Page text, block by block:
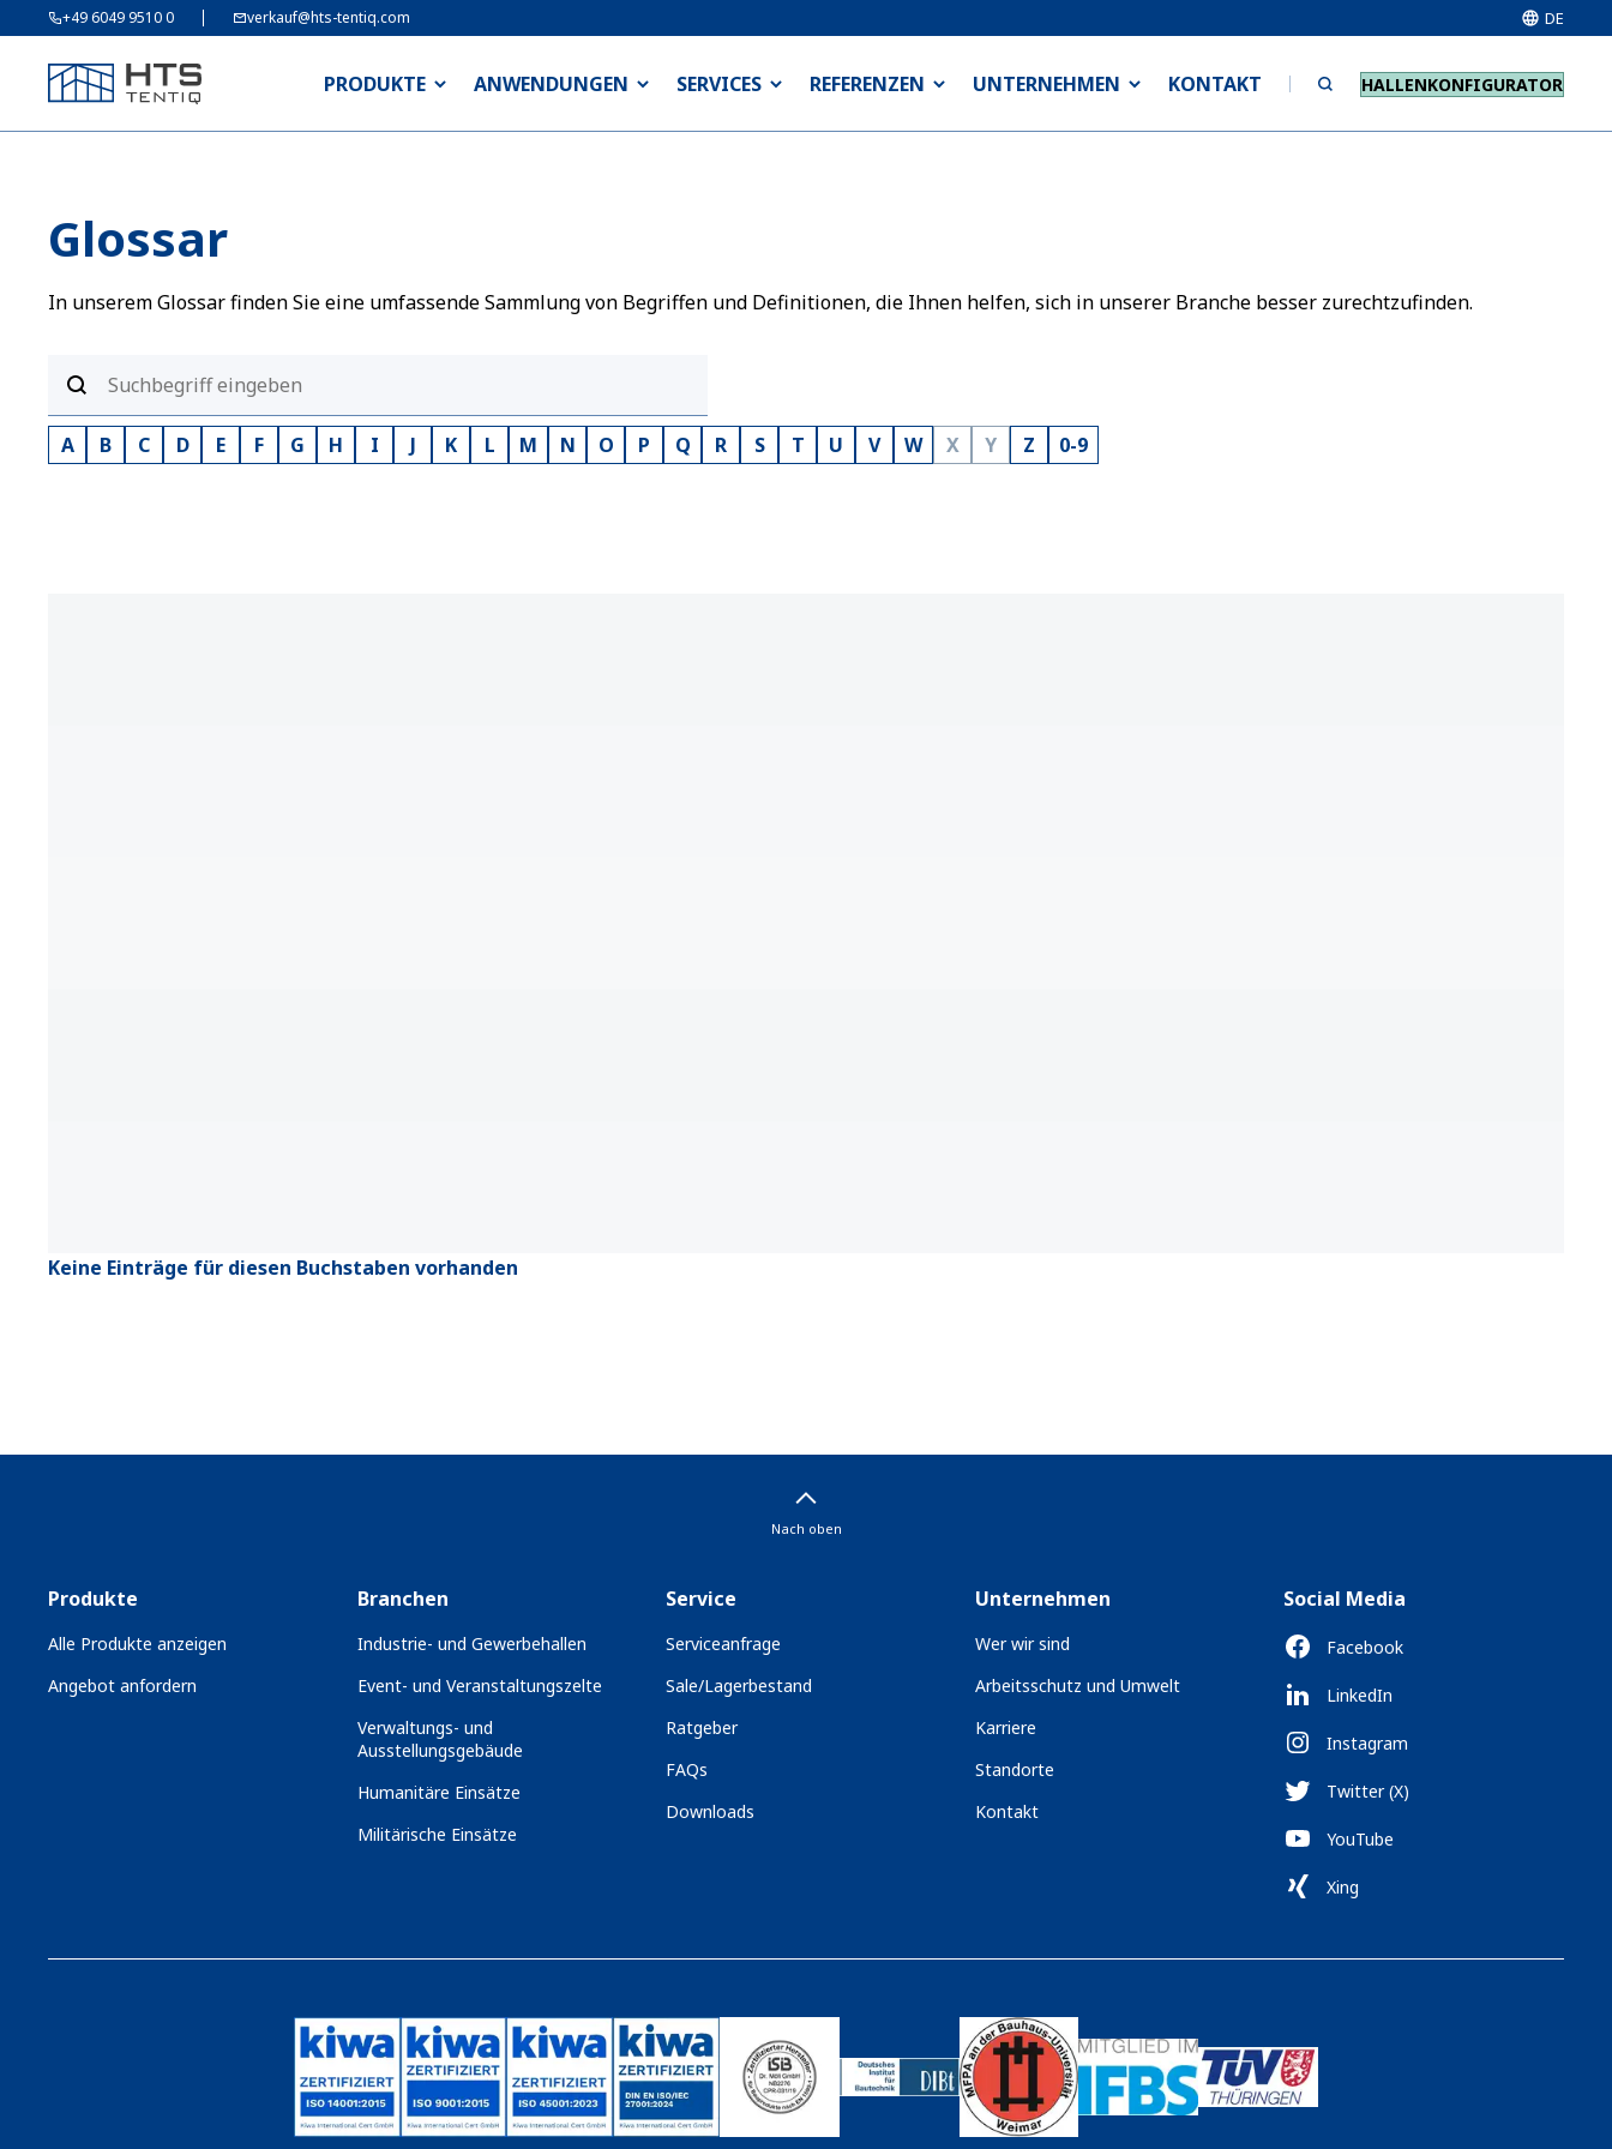
+49 6049 9510 0 verkauf@hts-tentiq.com DE
PRODUKTE ANWENDUNGEN SERVICES REFERENZEN UNTERNEHMEN KONTAKT HALLENKONFIGURATOR
Glossar
In unserem Glossar finden Sie eine umfassende Sammlung von Begriffen und Definitionen, die Ihnen helfen, sich in unserer Branche besser zurechtzufinden.
A B C D E F G H I J K L M N O P Q R S T U V W X Y Z 0-9
Keine Einträge für diesen Buchstaben vorhanden
Nach oben
Produkte
Alle Produkte anzeigen
Angebot anfordern
Branchen
Industrie- und Gewerbehallen
Event- und Veranstaltungszelte
Verwaltungs- und
Ausstellungsgebäude
Humanitäre Einsätze
Militärische Einsätze
Service
Serviceanfrage
Sale/Lagerbestand
Ratgeber
FAQs
Downloads
Unternehmen
Wer wir sind
Arbeitsschutz und Umwelt
Karriere
Standorte
Kontakt
Social Media
Facebook
LinkedIn
Instagram
Twitter (X)
YouTube
Xing